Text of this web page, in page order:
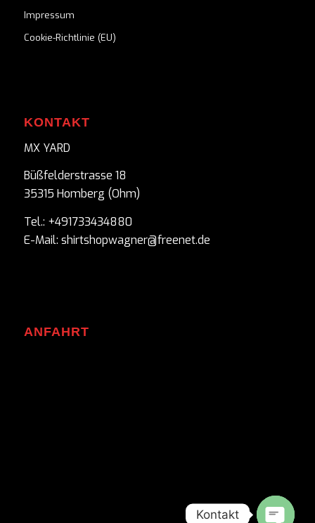
Impressum
Cookie-Richtlinie (EU)
KONTAKT
MX YARD
Büßfelderstrasse 18
35315 Homberg (Ohm)
Tel.: +491733434880
E-Mail: shirtshopwagner@freenet.de
ANFAHRT
Kontakt